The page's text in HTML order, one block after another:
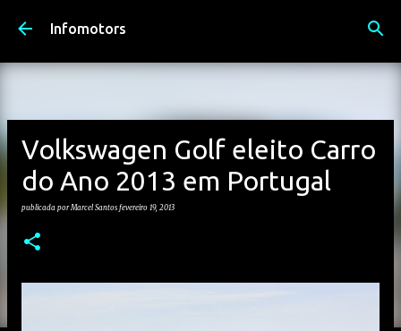
Avançar para o conteúdo principal
Infomotors
Volkswagen Golf eleito Carro
do Ano 2013 em Portugal
publicada porMarcel Santos fevereiro 19, 2013